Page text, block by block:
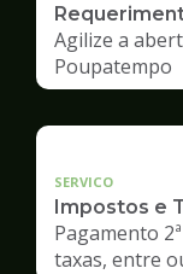
Agilize a
Poupatempo
SERVICO
Impostos e
Pagamento
taxas, entre